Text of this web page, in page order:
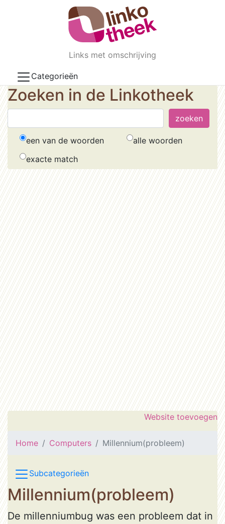
Skip to main content
Links met omschrijving
Categorieën
Zoeken in de Linkotheek
een van de woorden
alle woorden
exacte match
Website toevoegen
Home Computers Millennium(probleem)
Subcategorieën
Millennium(probleem)
De millenniumbug was een probleem dat in